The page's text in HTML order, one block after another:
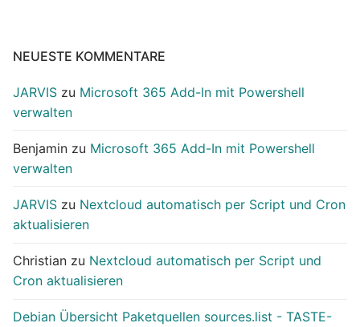
NEUESTE KOMMENTARE
JARVIS zu Microsoft 365 Add-In mit Powershell
verwalten
Benjamin zu Microsoft 365 Add-In mit Powershell
verwalten
JARVIS zu Nextcloud automatisch per Script und Cron
aktualisieren
Christian zu Nextcloud automatisch per Script und
Cron aktualisieren
Debian Übersicht Paketquellen sources.list - TASTE-